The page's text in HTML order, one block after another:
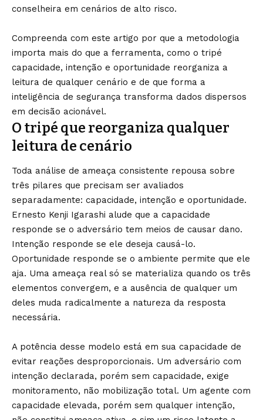
conselheira em cenários de alto risco.
Compreenda com este artigo por que a metodologia
importa mais do que a ferramenta, como o tripé
capacidade, intenção e oportunidade reorganiza a
leitura de qualquer cenário e de que forma a
inteligência de segurança transforma dados dispersos
em decisão acionável.
O tripé que reorganiza qualquer
leitura de cenário
Toda análise de ameaça consistente repousa sobre
três pilares que precisam ser avaliados
separadamente: capacidade, intenção e oportunidade.
Ernesto Kenji Igarashi alude que a capacidade
responde se o adversário tem meios de causar dano.
Intenção responde se ele deseja causá-lo.
Oportunidade responde se o ambiente permite que ele
aja. Uma ameaça real só se materializa quando os três
elementos convergem, e a ausência de qualquer um
deles muda radicalmente a natureza da resposta
necessária.
A potência desse modelo está em sua capacidade de
evitar reações desproporcionais. Um adversário com
intenção declarada, porém sem capacidade, exige
monitoramento, não mobilização total. Um agente com
capacidade elevada, porém sem qualquer intenção,